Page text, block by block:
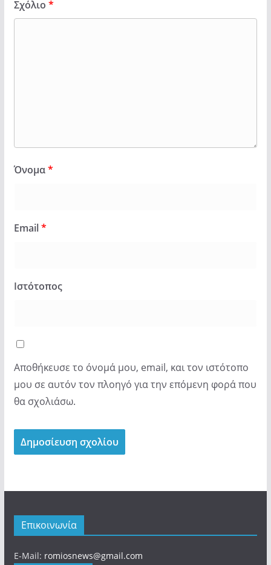
Σχόλιο *
Όνομα*
Email*
Ιστότοπος
Αποθήκευσε το όνομά μου, email, και τον ιστότοπο
μου σε αυτόν τον πλοηγό για την επόμενη φορά που
θα σχολιάσω.
Επικοινωνία
E-Mail: romiosnews@gmail.com